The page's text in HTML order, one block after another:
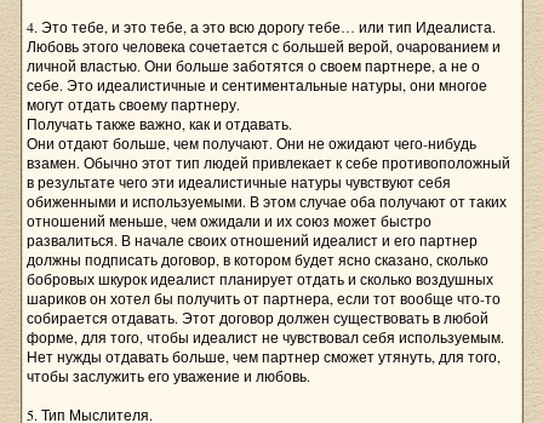
4. Это тебе, и это тебе, а это всю дорогу тебе… или тип Идеалиста.
Любовь этого человека сочетается с большей верой, очарованием и
личной властью. Они больше заботятся о своем партнере, а не о
себе. Это идеалистичные и сентиментальные натуры, они многое
могут отдать своему партнеру.
Получать также важно, как и отдавать.
Они отдают больше, чем получают. Они не ожидают чего-нибудь
взамен. Обычно этот тип людей привлекает к себе противоположный
в результате чего эти идеалистичные натуры чувствуют себя
обиженными и используемыми. В этом случае оба получают от таких
отношений меньше, чем ожидали и их союз может быстро
развалиться. В начале своих отношений идеалист и его партнер
должны подписать договор, в котором будет ясно сказано, сколько
бобровых шкурок идеалист планирует отдать и сколько воздушных
шариков он хотел бы получить от партнера, если тот вообще что-то
собирается отдавать. Этот договор должен существовать в любой
форме, для того, чтобы идеалист не чувствовал себя используемым.
Нет нужды отдавать больше, чем партнер сможет утянуть, для того,
чтобы заслужить его уважение и любовь.
5. Тип Мыслителя.